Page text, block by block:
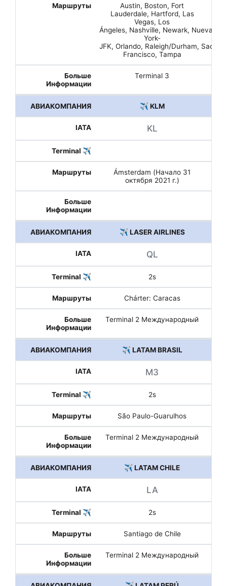
Austin, Boston, Fort
Lauderdale, Hartford, Las
Vegas, Los
Ángeles, Nashville, Newark, Nueva
York-
JFK, Orlando, Raleigh/Durham,
Francisco, Tampa
Terminal 3
✈️ KLM
KL
Ámsterdam (Начало 31
октября 2021 г.)
✈️ LASER AIRLINES
QL
2s
Chárter: Caracas
Terminal 2 Международный
✈️ LATAM BRASIL
M3
2s
São Paulo-Guarulhos
Terminal 2 Международный
✈️ LATAM CHILE
LA
2s
Santiago de Chile
Terminal 2 Международный